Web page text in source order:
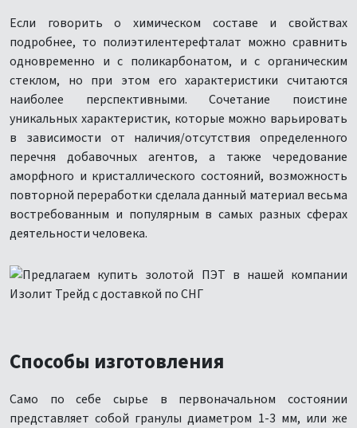
Если говорить о химическом составе и свойствах
подробнее, то полиэтилентерефталат можно сравнить
одновременно и с поликарбонатом, и с органическим
стеклом, но при этом его характеристики считаются
наиболее перспективными. Сочетание поистине
уникальных характеристик, которые можно варьировать
в зависимости от наличия/отсутствия определенного
перечня добавочных агентов, а также чередование
аморфного и кристаллического состояний, возможность
повторной переработки сделала данный материал весьма
востребованным и популярным в самых разных сферах
деятельности человека.
Способы изготовления
Само по себе сырье в первоначальном состоянии
представляет собой гранулы диаметром 1-3 мм, или же